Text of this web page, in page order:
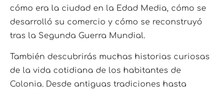
cómo era la ciudad en la Edad Media, cómo se
desarrolló su comercio y cómo se reconstruyó
tras la Segunda Guerra Mundial.
También descubrirás muchas historias curiosas
de la vida cotidiana de los habitantes de
Colonia. Desde antiguas tradiciones hasta